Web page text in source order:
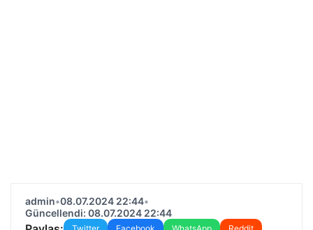
admin•08.07.2024 22:44•
Güncellendi: 08.07.2024 22:44